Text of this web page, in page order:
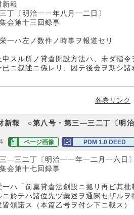
報
丁〔明治一一年八月一二日〕
十三回録事
一ハ左ノ数件ノ時事ヲ報道セリ
申スル所ノ貸倉開設方法ハ、未ダ指
已ニ叙述ニ係レリ、因テ後会ヲ期シ
各巻リンク
報 ○第八号・第三―三二丁〔明
ページ画像 PDM 1.0 DEED
―三二丁〔明治一一年一二月一六日
十七回録事
一ハ「前稟貸倉法創設ニ拠リ再ビ其
ニ於テハ諸位先ヅ彙述ヲ通閲セザル
領諾ス（本篇乙号ヲ付シ下ニ載ス）